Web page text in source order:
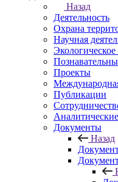
Назад
Деятельность
Охрана
Научная
Проекты
Публикации
Документы
Назад